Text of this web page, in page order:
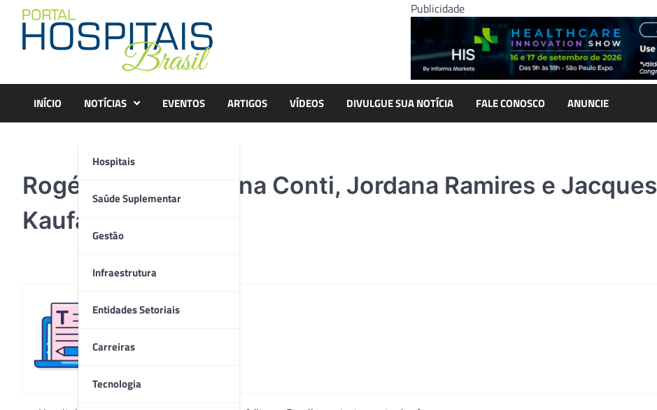
content
Publicidade
INÍCIO NOTÍCIAS
Hospitais
Saúde Suplementar
Gestão
Infraestrutura
Entidades Setoriais
Carreiras
Tecnologia
EVENTOS ARTIGOS VÍDEOS DIVULGUE SUA NOTÍCIA FALE CONOSCO ANUNCIE
Rogério Reis, Luciana Conti, Jordana Ramires e Jacques
Kaufaman